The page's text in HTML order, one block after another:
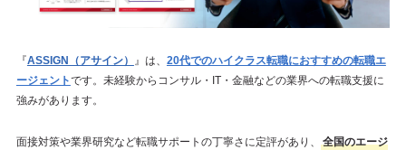
『ASSIGN（アサイン） 』は、 20代でのハイクラス転職におすすめの転職エ
ージェントです。未経験からコンサル・IT・金融などの業界への転職支援に
強みがあります。
面接対策や業界研究など転職サポートの丁寧さに定評があり、
全国のエージ